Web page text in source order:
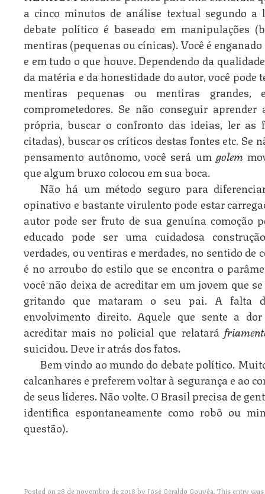
a cinco minutos de análise textual segundo a
debate político é baseado em manipulações
mentiras (pequenas ou cínicas). Você é
e em tudo o que houve. Dependendo da
da matéria e da honestidade do autor, você
mentiras pequenas ou mentiras grandes,
comprometedores. Se não conseguir
própria, buscar o confronto das ideias, ler as
citadas), buscar os críticos destas fontes etc. Se
pensamento autônomo, você será um golem
que algum bruxo colocou em sua boca.
Não há um método seguro para
opinativo e bastante virulento pode estar
autor pode ser fruto de sua genuína comoção
educado pode ser uma cuidadosa
verdades, ou ventiras e merdades, no sentido de
é no arroubo do estilo que se encontra o
você não deixa de acreditar em um jovem que
gritando que mataram o seu pai. A falta
envolvimento direito. Aquele que sente a
acreditar mais no policial que relatará
suicidou. Deve ir atrás dos fatos.
Bem vindo ao mundo do debate político.
calcanhares e preferem voltar à segurança e ao
de seus líderes. Não volte. O Brasil precisa de
identifica espontaneamente como robô ou
questão).
Posted on28 de novembro de 2018 by José Geraldo Gouvêa. This entry